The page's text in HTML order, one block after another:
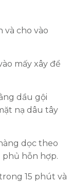
và cho vào
mấy xây để
dầu gội
nạ dâu tây
dọc theo
phủ hỗn hợp.
15 phút và